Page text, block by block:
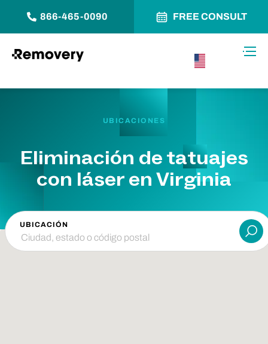
866-465-0090 FREE CONSULT
UBICACIONES
Eliminación de tatuajes
con láser en Virginia
UBICACIÓN